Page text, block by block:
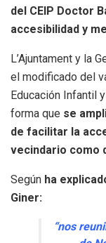
del CEIP Doctor
accesibilidad y
L’Ajuntament y la
el modificado del
Educación Infantil
forma que se
de facilitar la
vecindario como
Según ha
Giner:
“nos